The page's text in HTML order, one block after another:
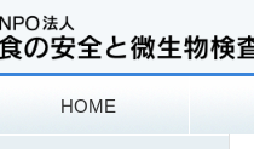
HOME